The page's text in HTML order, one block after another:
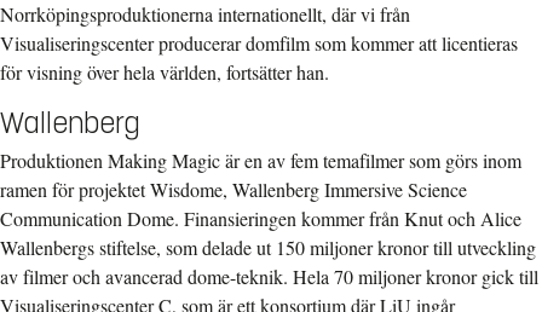
Norrköpingsproduktionerna internationellt, där vi från
Visualiseringscenter producerar domfilm som kommer att licentieras
för visning över hela världen, fortsätter han.
Wallenberg
Produktionen Making Magic är en av fem temafilmer som görs inom
ramen för projektet Wisdome, Wallenberg Immersive Science
Communication Dome. Finansieringen kommer från Knut och Alice
Wallenbergs stiftelse, som delade ut 150 miljoner kronor till utveckling
av filmer och avancerad dome-teknik. Hela 70 miljoner kronor gick till
Visualiseringscenter C, som är ett konsortium där LiU ingår